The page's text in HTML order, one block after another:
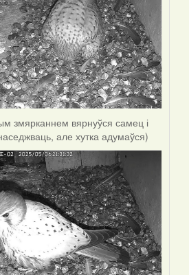
змярканнем вярнуўся самец і
але хутка адумаўся)